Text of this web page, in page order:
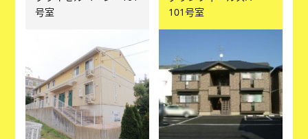
号室
101号室